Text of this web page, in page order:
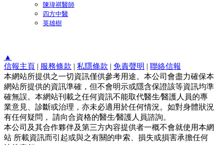
陳瑋祺醫師
四方中醫
英雄樹
▲
信報主頁 | 服務條款 | 私隱條款 | 免責聲明 | 聯絡信報
本網站所提供之一切資訊僅供參考用途。本公司會盡力確保本
網站所提供的資訊準確，但不會明示或隱含保證該等資訊均準
確無誤。本網站刊載之任何資訊不能取代醫生∕醫護人員的專
業意見、診斷或治理，亦未必適用於任何情況。如對身體狀況
有任何疑問， 請向合資格的醫生∕醫護人員諮詢。
本公司及其合作夥伴及第三方內容提供者一概不會就使用本網
站 所載資訊而引起或與之有關的申索、損失或損害承擔任何